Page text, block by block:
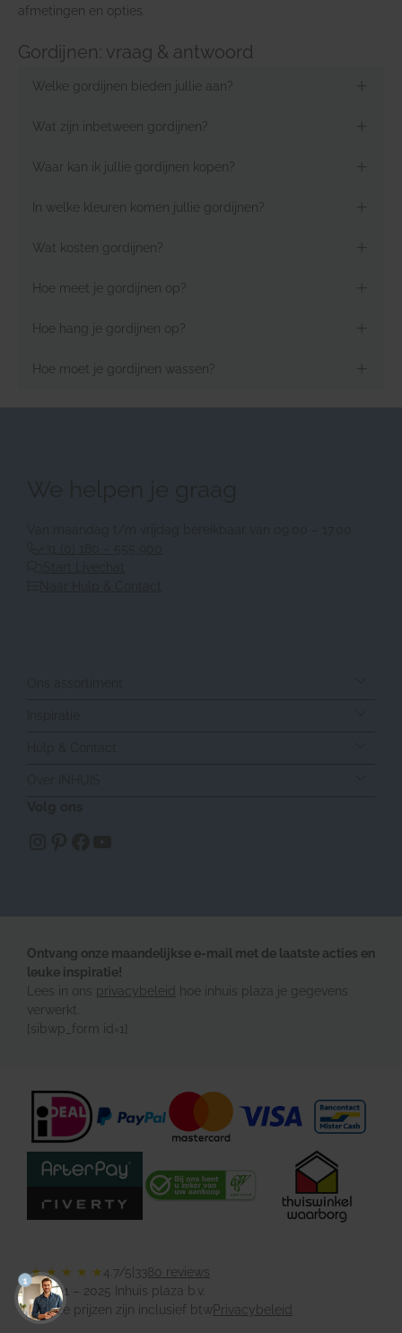
afmetingen en opties.
Gordijnen: vraag & antwoord
Welke gordijnen bieden jullie aan?
Wat zijn inbetween gordijnen?
Waar kan ik jullie gordijnen kopen?
In welke kleuren komen jullie gordijnen?
Wat kosten gordijnen?
Hoe meet je gordijnen op?
Hoe hang je gordijnen op?
Hoe moet je gordijnen wassen?
Ontvang onze maandelijkse e-mail met de laatste acties en
leuke inspiratie!
Lees in ons privacybeleid
hoe inhuis plaza je gegevens
verwerkt.
[sibwp_form id=1]
★ ★ ★ ★ ★4.7/5 3380 reviews
© 2001 – 2025 Inhuis plaza b.v.
Al onze prijzen zijn inclusief btwPrivacybeleid
1